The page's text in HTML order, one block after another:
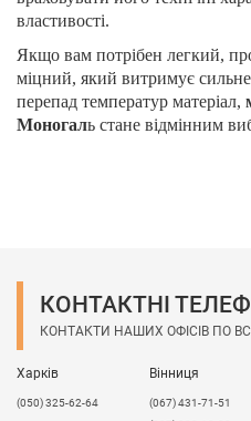
властивості.
Якщо вам потрібен легкий,
міцний, який витримує
перепад температур матеріал,
Моногаль стане відмінним
КОНТАКТНІ
КОНТАКТИ НАШИХ ОФІСІВ ПО
Харків
(050) 325-62-64
Вінниця
(067) 431-71-51